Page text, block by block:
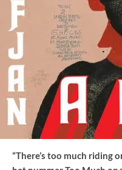
“There’s too much riding